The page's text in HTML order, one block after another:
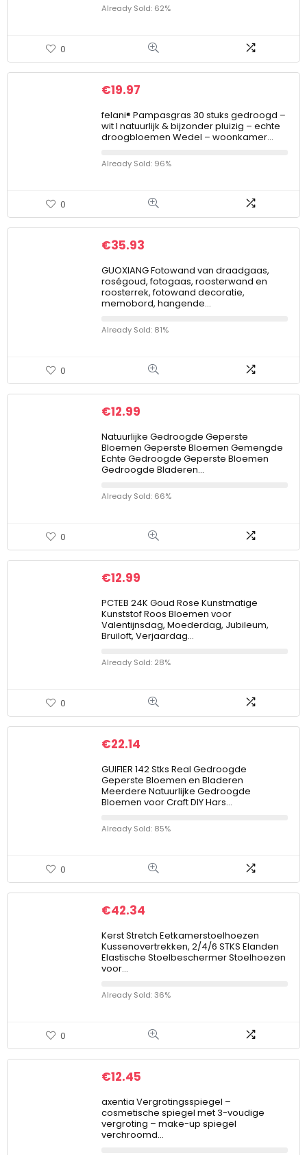
Already Sold: 62%
0
€19.97
felani® Pampasgras 30 stuks gedroogd –
wit I natuurlijk & bijzonder pluizig – echte
droogbloemen Wedel – woonkamer…
Already Sold: 96%
0
€35.93
GUOXIANG Fotowand van draadgaas,
roségoud, fotogaas, roosterwand en
roosterrek, fotowand decoratie,
memobord, hangende…
Already Sold: 81%
0
€12.99
Natuurlijke Gedroogde Geperste
Bloemen Geperste Bloemen Gemengde
Echte Gedroogde Geperste Bloemen
Gedroogde Bladeren…
Already Sold: 66%
0
€12.99
PCTEB 24K Goud Rose Kunstmatige
Kunststof Roos Bloemen voor
Valentijnsdag, Moederdag, Jubileum,
Bruiloft, Verjaardag…
Already Sold: 28%
0
€22.14
GUIFIER 142 Stks Real Gedroogde
Geperste Bloemen en Bladeren
Meerdere Natuurlijke Gedroogde
Bloemen voor Craft DIY Hars…
Already Sold: 85%
0
€42.34
Kerst Stretch Eetkamerstoelhoezen
Kussenovertrekken, 2/4/6 STKS Elanden
Elastische Stoelbeschermer Stoelhoezen
voor…
Already Sold: 36%
0
€12.45
axentia Vergrotingsspiegel –
cosmetische spiegel met 3-voudige
vergroting – make-up spiegel
verchroomd…